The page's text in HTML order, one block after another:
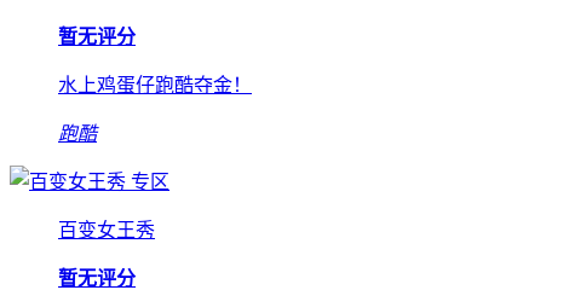
暂无评分
水上鸡蛋仔跑酷夺金！
跑酷
专区
百变女王秀
暂无评分